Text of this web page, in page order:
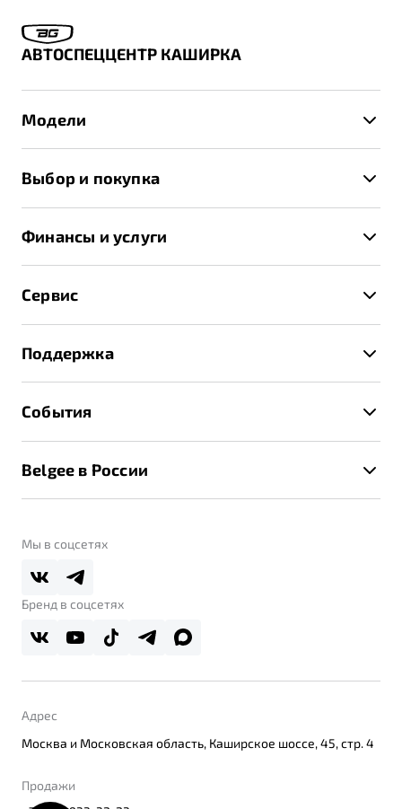
АВТОСПЕЦЦЕНТР КАШИРКА
Модели
X70
Выбор и покупка
Записаться на тест-драйв
Получить предложение
Финансы и услуги
Страхование
Расчет КАСКО
Сервис
Техническое обслуживание
Калькулятор ТО
Поддержка
Помощь на дорогах
Belgee Линк
Belgee Плюс
Реферальная программа
События
Belgee в России
О дилерском центре
Правовая информация
Мы в соцсетях
Бренд в соцсетях
Адрес
Москва и Московская область, Каширское шоссе, 45, стр. 4
Продажи